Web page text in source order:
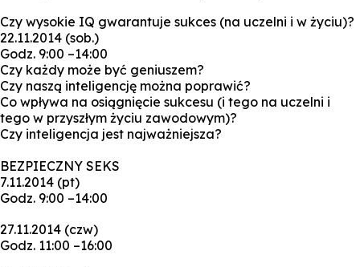
Czy wysokie IQ gwarantuje sukces (na uczelni i w życiu)?
22.11.2014 (sob.)
Godz. 9:00 –14:00
Czy każdy może być geniuszem?
Czy naszą inteligencję można poprawić?
Co wpływa na osiągnięcie sukcesu (i tego na uczelni i
tego w przyszłym życiu zawodowym)?
Czy inteligencja jest najważniejsza?
BEZPIECZNY SEKS
7.11.2014 (pt)
Godz. 9:00 –14:00
27.11.2014 (czw)
Godz. 11:00 –16:00